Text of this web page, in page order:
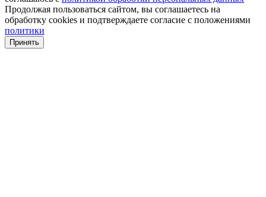
Продолжая пользоваться сайтом, вы соглашаетесь на
обработку cookies и подтверждаете согласие с положениями
политики
Принять